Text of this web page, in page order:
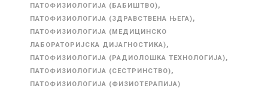
ПАТОФИЗИОЛОГИЈА (БАБИШТВО),
ПАТОФИЗИОЛОГИЈА (ЗДРАВСТВЕНА ЊЕГА),
ПАТОФИЗИОЛОГИЈА (МЕДИЦИНСКО
ЛАБОРАТОРИЈСКА ДИЈАГНОСТИКА),
ПАТОФИЗИОЛОГИЈА (РАДИОЛОШКА ТЕХНОЛОГИЈА),
ПАТОФИЗИОЛОГИЈА (СЕСТРИНСТВО),
ПАТОФИЗИОЛОГИЈА (ФИЗИОТЕРАПИЈА)